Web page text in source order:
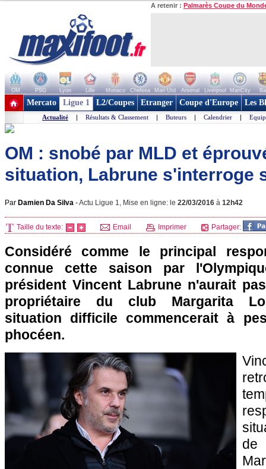
A retenir : Palmarès Coupe du
OM PSG Lyon Lille Monaco Chelsea Man Utd Arsenal Liverpool ManCity
+ de clubs
Mercato Ligue 1 L2/Coupes Etranger Coupe d'Europe Les
Actualité | Résultats & Classement | Buteurs | Calendrier |
OM : snobé par MLD et
situation, Labrune s'interroge
Par Damien Da Silva -Actu Ligue 1, Mise en ligne: le 22/03/2016 à 12h42
Taille du texte: Email Imprimer Partager:
Considéré comme le principal
connue cette saison par
président Vincent Labrune n'aurait
propriétaire du club Margarita
situation difficile commencerait à
phocéen.